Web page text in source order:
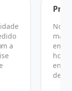
a
No
em
de